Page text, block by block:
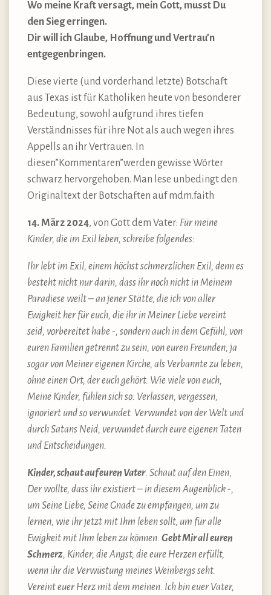
Wo meine Kraft versagt, mein Gott, musst Du
den Sieg erringen.
Dir will ich Glaube, Hoffnung und Vertrau’n
entgegenbringen.
Diese vierte (und vorderhand letzte) Botschaft
aus Texas ist für Katholiken heute von besonderer
Bedeutung, sowohl aufgrund ihres tiefen
Verständnisses für ihre Not als auch wegen ihres
Appells an ihr Vertrauen. In
diesen”Kommentaren”werden gewisse Wörter
schwarz hervorgehoben. Man lese unbedingt den
Originaltext der Botschaften auf mdm.faith
14. März 2024, von Gott dem Vater: Für meine
Kinder, die im Exil leben, schreibe folgendes:
Ihr lebt im Exil, einem höchst schmerzlichen Exil, denn es
besteht nicht nur darin, dass ihr noch nicht in Meinem
Paradiese weilt – an jener Stätte, die ich von aller
Ewigkeit her für euch, die ihr in Meiner Liebe vereint
seid, vorbereitet habe -, sondern auch in dem Gefühl, von
euren Familien getrennt zu sein, von euren Freunden, ja
sogar von Meiner eigenen Kirche, als Verbannte zu leben,
ohne einen Ort, der euch gehört. Wie viele von euch,
Meine Kinder, fühlen sich so: Verlassen, vergessen,
ignoriert und so verwundet. Verwundet von der Welt und
durch Satans Neid, verwundet durch eure eigenen Taten
und Entscheidungen.
Kinder, schaut auf euren Vater. Schaut auf den Einen,
Der wollte, dass ihr existiert – in diesem Augenblick -,
um Seine Liebe, Seine Gnade zu empfangen, um zu
lernen, wie ihr jetzt mit Ihm leben sollt, um für alle
Ewigkeit mit Ihm leben zu können. Gebt Mir all euren
Schmerz, Kinder, die Angst, die eure Herzen erfüllt,
wenn ihr die Verwüstung meines Weinbergs seht.
Vereint euer Herz mit dem meinen. Ich bin euer Vater,